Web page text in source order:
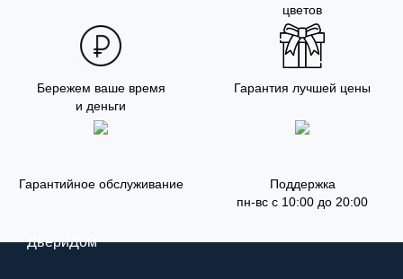
цветов
Бережем ваше время
и деньги
Гарантия лучшей цены
Гарантийное обслуживание
Поддержка
пн-вс с 10:00 до 20:00
ДвериДом